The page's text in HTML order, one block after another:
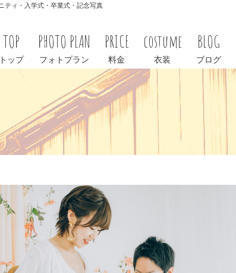
ティ・入学式・卒業式・記念写真
TOP
トップ
PHOTO PLAN
フォトプラン
PRICE
料金
costume
衣装
BLOG
ブログ